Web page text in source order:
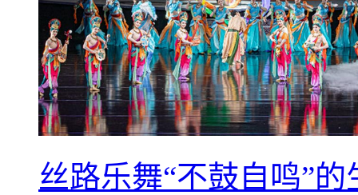
丝路乐舞“不鼓自鸣”